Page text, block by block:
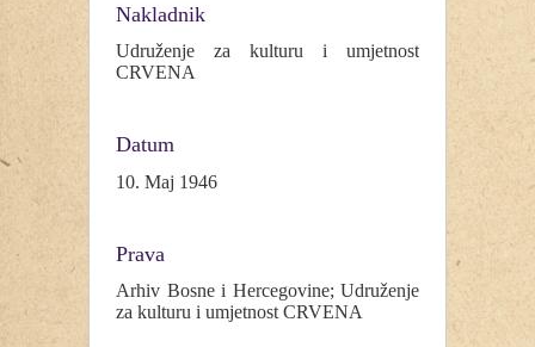
Nakladnik
Udruženje za kulturu i umjetnost
CRVENA
Datum
10. Maj 1946
Prava
Arhiv Bosne i Hercegovine; Udruženje
za kulturu i umjetnost CRVENA